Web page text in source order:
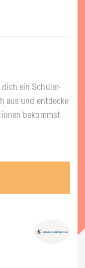
dich ein Schü­ler­
aus und ent­de­cke
be­kommst